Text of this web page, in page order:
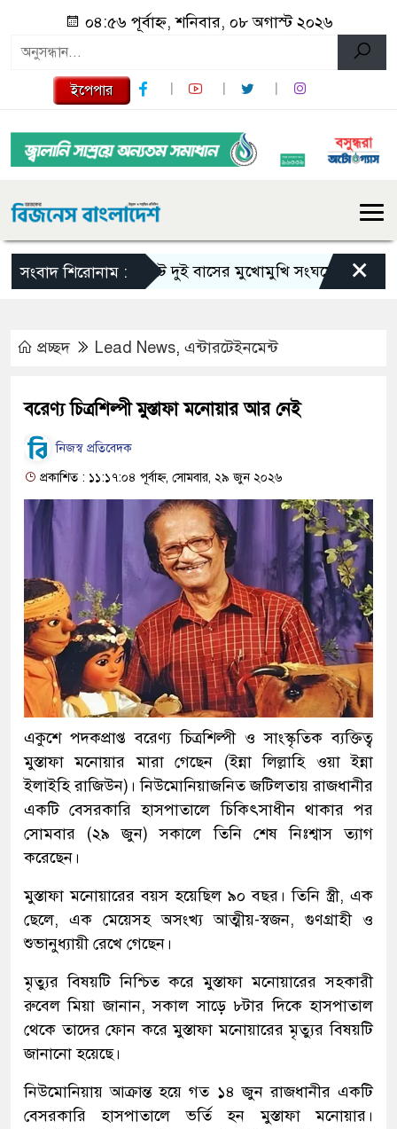
০৪:৫৬ পূর্বাহ্ন, শনিবার, ০৮ অগাস্ট ২০২৬
ইপেপার
সংবাদ শিরোনাম :সিলেটে দুই বাসের মুখোমুখি সংঘর্ষে নিহত বেড়ে ৯
×
প্রচ্ছদ Lead News, এন্টারটেইনমেন্ট
বরেণ্য চিত্রশিল্পী মুস্তাফা মনোয়ার আর নেই
নিজস্ব প্রতিবেদক
প্রকাশিত : ১১:১৭:০৪ পূর্বাহ্ন, সোমবার, ২৯ জুন ২০২৬
একুশে পদকপ্রাপ্ত বরেণ্য চিত্রশিল্পী ও সাংস্কৃতিক ব্যক্তিত্ব
মুস্তাফা মনোয়ার মারা গেছেন (ইন্না লিল্লাহি ওয়া ইন্না
ইলাইহি রাজিউন)। নিউমোনিয়াজনিত জটিলতায় রাজধানীর
একটি বেসরকারি হাসপাতালে চিকিৎসাধীন থাকার পর
সোমবার (২৯ জুন) সকালে তিনি শেষ নিঃশ্বাস ত্যাগ
করেছেন।
মুস্তাফা মনোয়ারের বয়স হয়েছিল ৯০ বছর। তিনি স্ত্রী, এক
ছেলে, এক মেয়েসহ অসংখ্য আত্মীয়-স্বজন, গুণগ্রাহী ও
শুভানুধ্যায়ী রেখে গেছেন।
মৃত্যুর বিষয়টি নিশ্চিত করে মুস্তাফা মনোয়ারের সহকারী
রুবেল মিয়া জানান, সকাল সাড়ে ৮টার দিকে হাসপাতাল
থেকে তাদের ফোন করে মুস্তাফা মনোয়ারের মৃত্যুর বিষয়টি
জানানো হয়েছে।
নিউমোনিয়ায় আক্রান্ত হয়ে গত ১৪ জুন রাজধানীর একটি
বেসরকারি হাসপাতালে ভর্তি হন মুস্তাফা মনোয়ার।